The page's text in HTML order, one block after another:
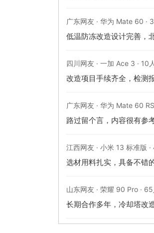
广东网友 · 华为 Mate 60 ·
低温防冻改造设计完善，
四川网友 · 一加 Ace 3 · 10
改造项目手续齐全，检测
广东网友 · 华为 Mate 60
路过留个言，内容很有参
江西网友 · 小米 13 标准版
选材用料扎实，具备不错
山东网友 · 荣耀 90 Pro ·
长期合作多年，冷却塔改